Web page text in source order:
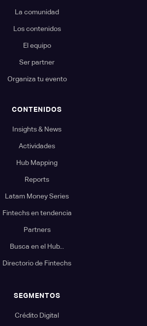
La comunidad
Los contenidos
El equipo
Ser partner
Organiza tu evento
CONTENIDOS
Insights & News
Actividades
Hub Mapping
Reports
Latam Money Series
Fintechs en tendencia
Partners
Busca en el Hub...
Directorio de Fintechs
SEGMENTOS
Crédito Digital